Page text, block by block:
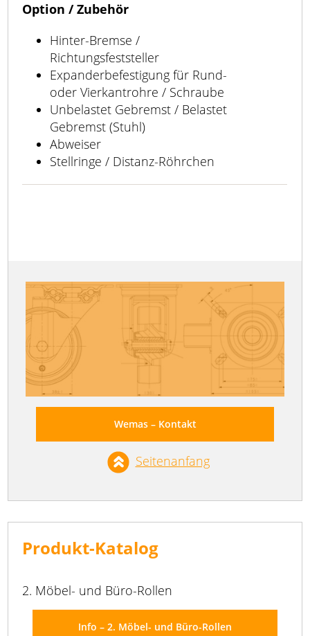
Option / Zubehör
Hinter-Bremse /
Richtungsfeststeller
Expanderbefestigung für Rund-
oder Vierkantrohre / Schraube
Unbelastet Gebremst / Belastet
Gebremst (Stuhl)
Abweiser
Stellringe / Distanz-Röhrchen
Wemas – Kontakt
Seitenanfang
Produkt-Katalog
2. Möbel- und Büro-Rollen
Info – 2. Möbel- und Büro-Rollen